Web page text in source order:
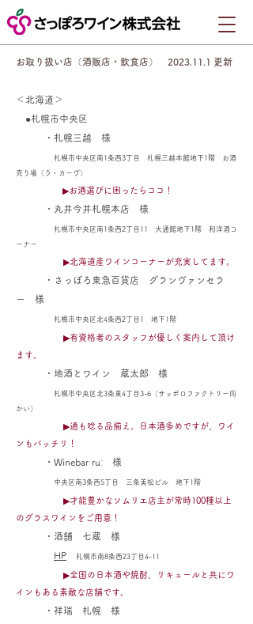
お取り扱い店（酒販店・飲食店） 2023.11.1 更新
＜北海道＞
●札幌市中央区
・札幌三越 様
札幌市中央区南1条西3丁目 札幌三越本館地下1階 お酒
売り場（ラ・カー ヴ）
▶お酒選びに困ったらココ！
・丸井今井札幌本店 様
札幌市中央区 南1条西2丁目11 大通館地下1階 和洋酒コ
ーナー
▶北海道産ワインコーナーが充実してます。
・さっぽろ東急百貨店 グランヴァンセラ
ー 様
札幌市中央区北4条西2丁目1 地下1階
▶有資格者のスタッフが優しく案内して頂け
ます。
・地酒とワイン 蔵太郎 様
札幌市中央区北3条東4丁目3-6（サッポロファクトリー向
かい）
▶通も唸る品揃え。日本酒多めですが、ワイ
ンもバッチリ！
・Winebar ruː 様
中央区南3条西5丁目 三条美松ビル 地下1階
▶才能豊かなソムリエ店主が常時100種以上
のグラスワインをご用意！
・酒舗 七蔵 様
HP
札幌市南8条西23丁目4-11
▶全国の日本酒や焼酎、リキュールと共にワ
インもある素敵な店舗です。
・祥瑞 札幌 様